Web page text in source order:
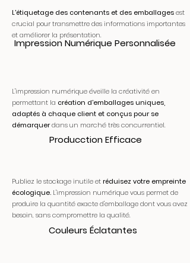
Impression Numérique Personnalisée
Producction Efficace
Couleurs Éclatantes
L'étiquetage des contenants et des emballagesest
crucial pour transmettre des informations importantes
et améliorer la présentation.
L'impression numérique éveille la créativité en
permettant la création d'emballages uniques,
adaptés à chaque client et conçus pour se
démarquerdans un marché très concurrentiel.
Publiez le stockage inutile etréduisez votre empreinte
écologique. L'impression numérique vous permet de
produire la quantité exacte d'emballage dont vous avez
besoin, sans compromettre la qualité.